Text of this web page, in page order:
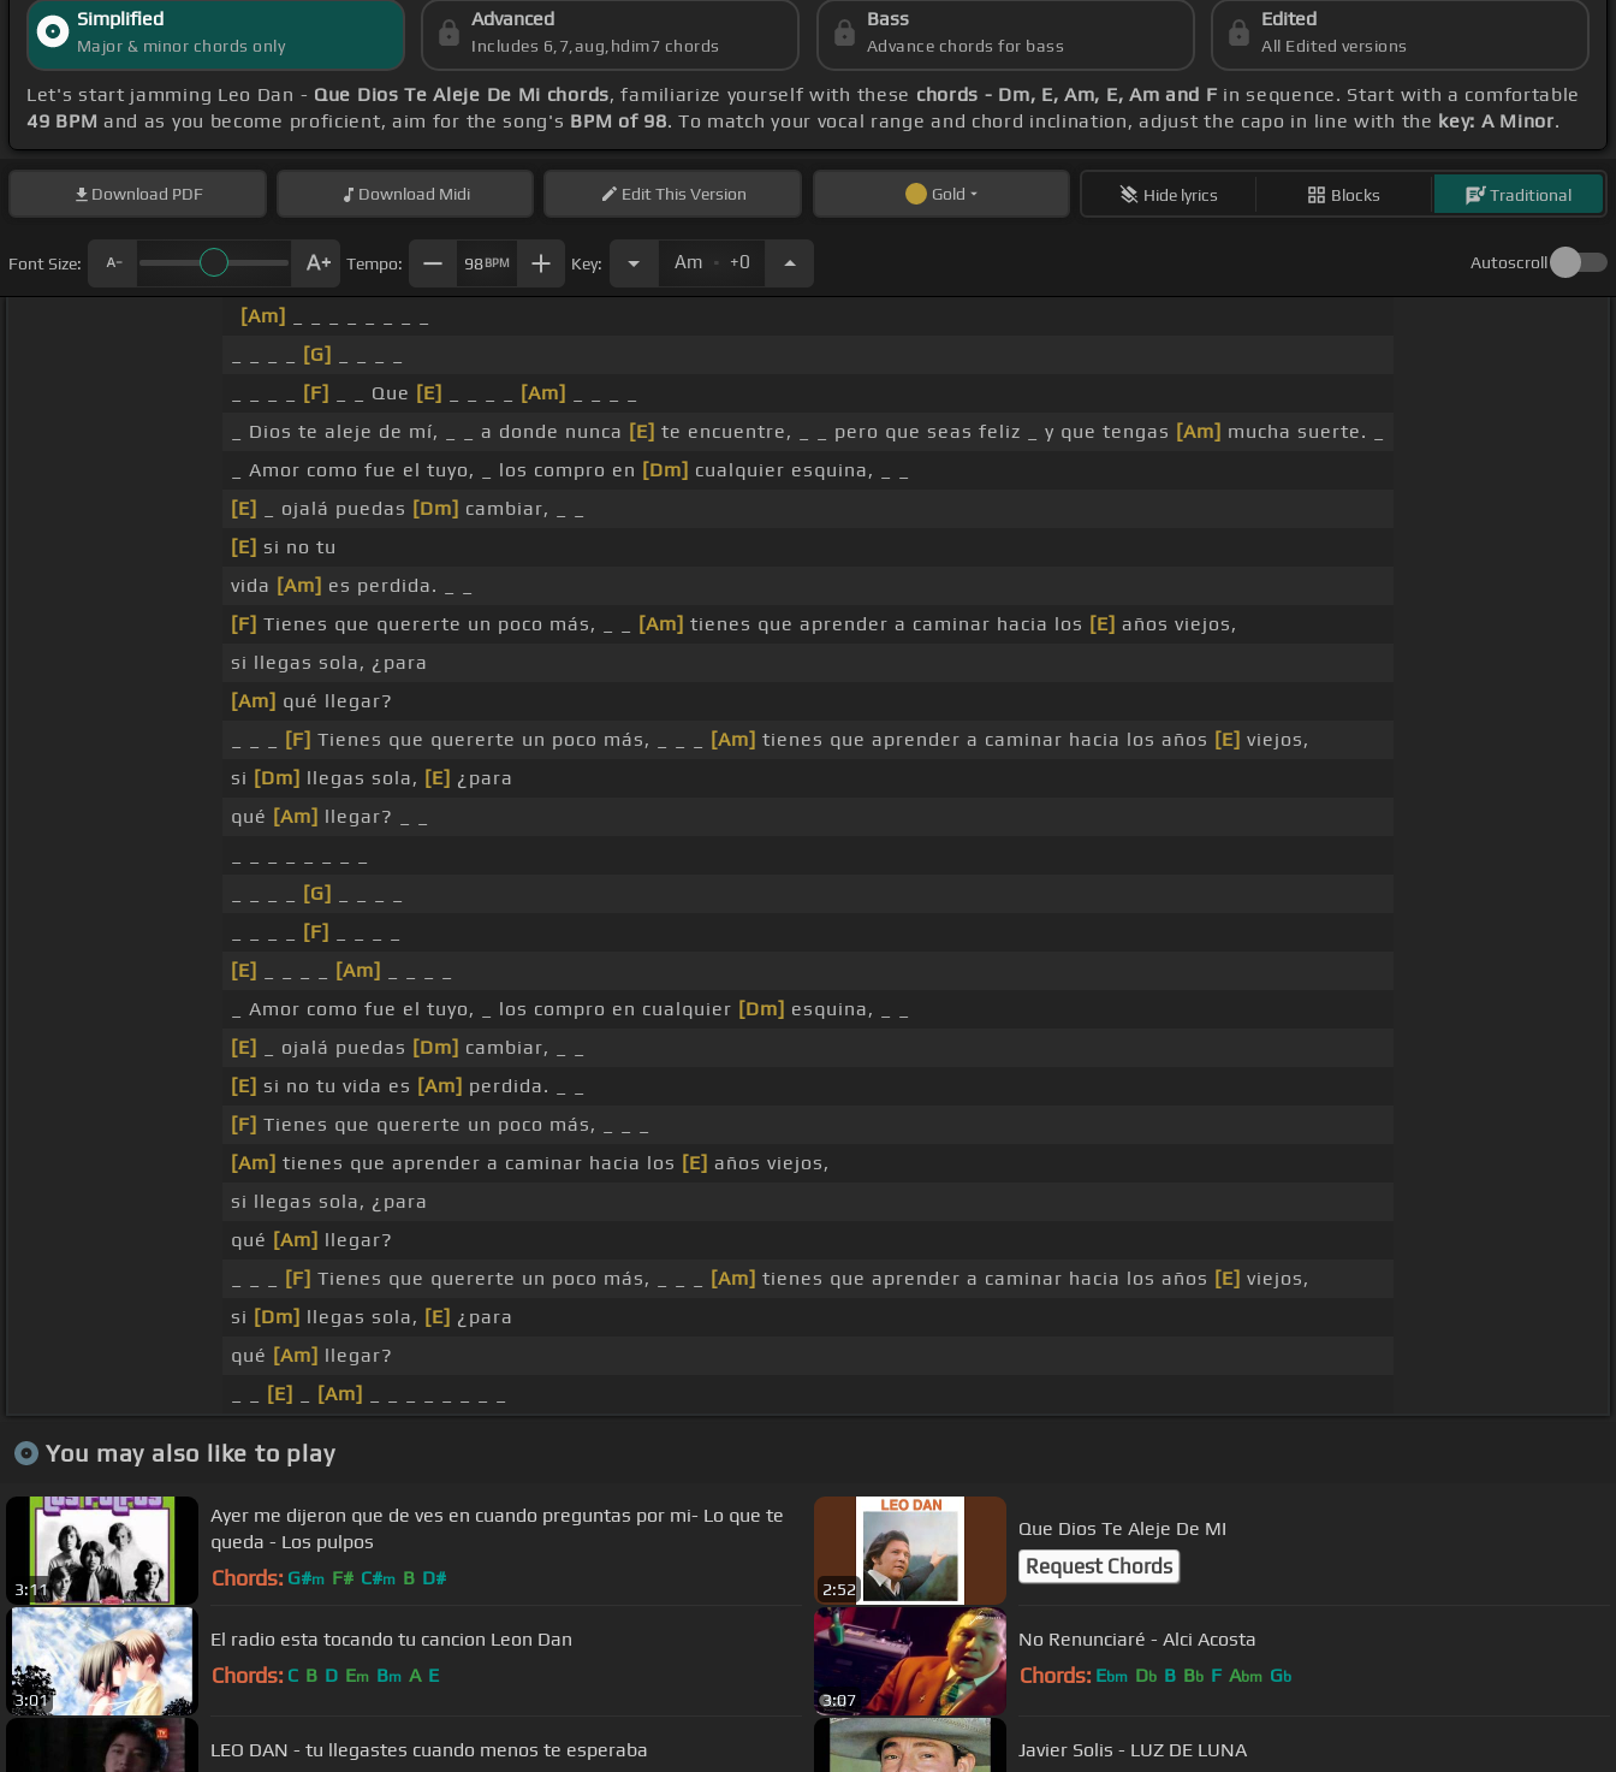
Simplified
Major & minor chords only
Advanced
Includes 6,7,aug,hdim7 chords
Bass
Advance chords for bass
Edited
All Edited versions
Let's start jamming Leo Dan - Que Dios Te Aleje De Mi chords, familiarize yourself with these chords - Dm, E, Am, E, Am and F in sequence. Start with a comfortable
49 BPM and as you become proficient, aim for the song's BPM of 98. To match your vocal range and chord inclination, adjust the capo in line with the key: A Minor.
Download PDF Download Midi EditThis Version Gold Hide lyrics Blocks Traditional
Font Size: Tempo: 98BPM Key: Am . +0 Autoscroll
[Am]
[G]
[F] _ _ Que [E] [Am]
_ Dios te aleje de mí, _ _ a donde nunca [E] te encuentre, _ _ pero que seas feliz _ y que tengas [Am] mucha suerte. _
_ Amor como fue el tuyo, _ los compro en [Dm] cualquier esquina, _ _
[E]
_ ojalá puedas [Dm] cambiar, _ _
[E] si no tu
vida [Am] es perdida. _ _
[F] Tienes que quererte un poco más, _ _ [Am] tienes que aprender a caminar hacia los [E] años viejos,
si llegas sola, ¿para
[Am] qué llegar?
[F] Tienes que quererte un poco más, _ _ _ [Am] tienes que aprender a caminar hacia los años [E] viejos,
si [Dm] llegas sola, [E] ¿para
qué [Am] llegar? _ _
[G]
[F]
[E]
[Am]
_ Amor como fue el tuyo, _ los compro en cualquier [Dm] esquina, _ _
[E]
_ ojalá puedas [Dm] cambiar, _ _
[E] si no tu vida es [Am] perdida. _ _
[F] Tienes que quererte un poco más, _ _ _
[Am] tienes que aprender a caminar hacia los [E] años viejos,
si llegas sola, ¿para
qué [Am] llegar?
[F] Tienes que quererte un poco más, _ _ _ [Am] tienes que aprender a caminar hacia los años [E] viejos,
si [Dm] llegas sola, [E] ¿para
qué [Am] llegar?
[E] [Am]
You may also like to play
3:11
Ayer me dijeron que de ves en cuando preguntas por mi- Lo que te
queda - Los pulpos
Chords: G#m F# C#m B D#
2:52
Que Dios Te Aleje De MI
Request Chords
3:01
El radio esta tocando tu cancion Leon Dan
Chords: C B D Em Bm A E
3:07
No Renunciaré - Alci Acosta
Chords: Ebm Db B Bb F Abm Gb
LEO DAN - tu llegastes cuando menos te esperaba Javier Solis - LUZ DE LUNA